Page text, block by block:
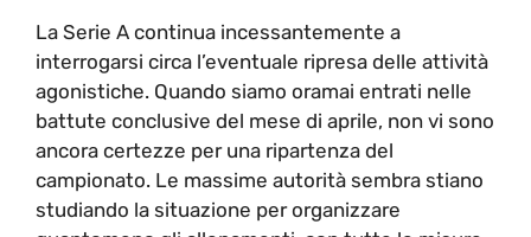
La Serie A continua incessantemente a
interrogarsi circa l’eventuale ripresa delle attività
agonistiche. Quando siamo oramai entrati nelle
battute conclusive del mese di aprile, non vi sono
ancora certezze per una ripartenza del
campionato. Le massime autorità sembra stiano
studiando la situazione per organizzare